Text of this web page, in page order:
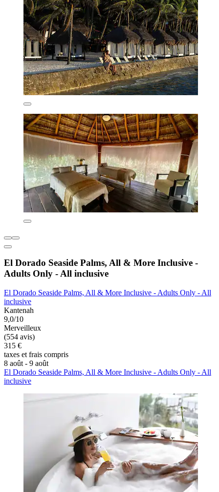
El Dorado Seaside Palms, All & More Inclusive -
Adults Only - All inclusive
El Dorado Seaside Palms, All & More Inclusive - Adults Only - All
inclusive
Kantenah
9,0/10
Merveilleux
(554 avis)
315 €
taxes et frais compris
8 août - 9 août
El Dorado Seaside Palms, All & More Inclusive - Adults Only - All
inclusive